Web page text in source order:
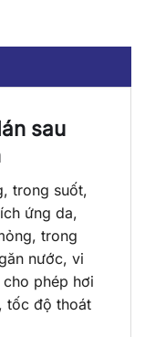
sau
trong suốt,
ứng da,
trong
nước, vi
phép hơi
tốc độ thoát